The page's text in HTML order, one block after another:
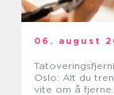
06. august
Oslo: Alt du
vite om å fjerne